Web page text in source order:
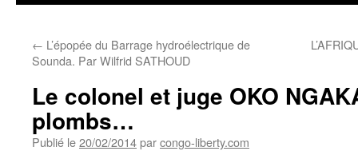
← L’épopée du Barrage hydroélectrique de
Sounda. Par Wilfrid SATHOUD
Le colonel et juge OKO
plombs…
Publié le20/02/2014parcongo-liberty.com